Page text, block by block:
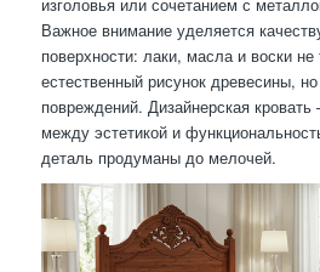
Важное внимание уделяется
поверхности: лаки, масла и воски
естественный рисунок древесины,
повреждений. Дизайнерская
между эстетикой и
деталь продуманы до мелочей.